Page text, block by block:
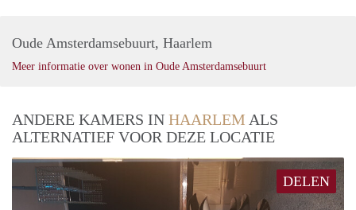
Oude Amsterdamsebuurt, Haarlem
Meer informatie over wonen in Oude Amsterdamsebuurt
ANDERE KAMERS IN HAARLEM ALS
ALTERNATIEF VOOR DEZE LOCATIE
DELEN